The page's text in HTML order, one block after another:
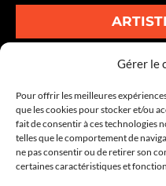
Gérer le
Pour offrir les meilleures
que les cookies pour stocker et/ou
fait de consentir à ces technologies
telles que le comportement de
ne pas consentir ou de retirer son
certaines caractéristiques et
30-34 Av.
77600